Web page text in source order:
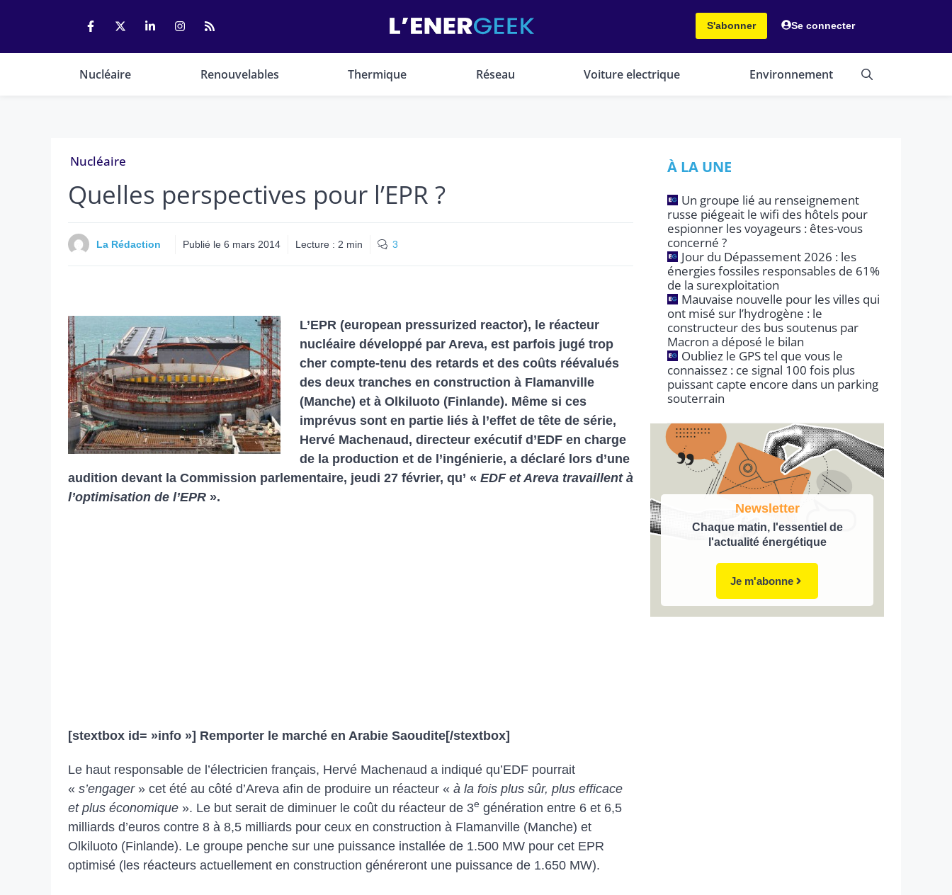
S'abonner Se connecter
Nucléaire Renouvelables Thermique Réseau Voiture electrique Environnement
Nucléaire
Quelles perspectives pour l’EPR ?
La Rédaction Publié le 6 mars 2014 Lecture : 2 min 3
L’EPR (european pressurized reactor), le réacteur
nucléaire développé par Areva, est parfois jugé trop
cher compte-tenu des retards et des coûts réévalués
des deux tranches en construction à Flamanville
(Manche) et à Olkiluoto (Finlande). Même si ces
imprévus sont en partie liés à l’effet de tête de série,
Hervé Machenaud, directeur exécutif d’EDF en charge
de la production et de l’ingénierie, a déclaré lors d’une
audition devant la Commission parlementaire, jeudi 27 février, qu’ « EDF et Areva travaillent à
l’optimisation de l’EPR ».
[stextbox id= »info »] Remporter le marché en Arabie Saoudite[/stextbox]
Le haut responsable de l’électricien français, Hervé Machenaud a indiqué qu’EDF pourrait
« s’engager» cet été au côté d’Areva afin de produire un réacteur « à la fois plus sûr, plus efficace
et plus économique ». Le but serait de diminuer le coût du réacteur de 3e génération entre 6 et 6,5
milliards d’euros contre 8 à 8,5 milliards pour ceux en construction à Flamanville (Manche) et
Olkiluoto (Finlande). Le groupe penche sur une puissance installée de 1.500 MW pour cet EPR
optimisé (les réacteurs actuellement en construction généreront une puissance de 1.650 MW).
À LA UNE
Un groupe lié au renseignement
russe piégeait le wifi des hôtels pour
espionner les voyageurs : êtes-vous
concerné ?
Jour du Dépassement 2026 : les
énergies fossiles responsables de 61%
de la surexploitation
Mauvaise nouvelle pour les villes qui
ont misé sur l’hydrogène : le
constructeur des bus soutenus par
Macron a déposé le bilan
Oubliez le GPS tel que vous le
connaissez : ce signal 100 fois plus
puissant capte encore dans un parking
souterrain
Newsletter
Chaque matin, l'essentiel de
l'actualité énergétique
Je m'abonne